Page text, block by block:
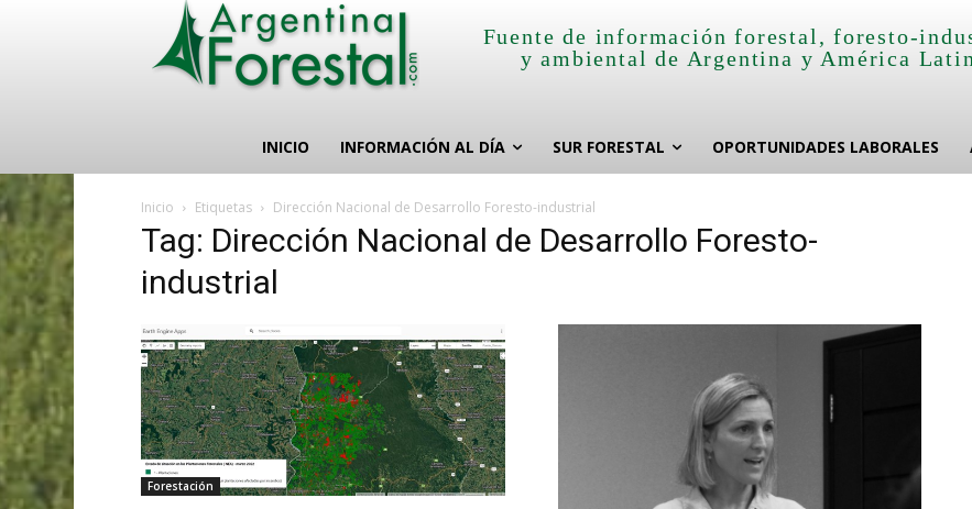
Fuente de información forestal, foresto-
y ambiental de Argentina y América
INICIO INFORMACIÓN AL DÍA SUR FORESTAL OPORTUNIDADES LABORALES
Inicio Etiquetas Dirección Nacional de Desarrollo Foresto-industrial
Tag: Dirección Nacional de Desarrollo Foresto-
industrial
Forestación